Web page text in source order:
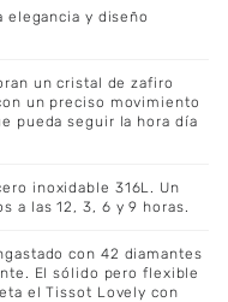
elegancia y diseño
un cristal de zafiro
un preciso movimiento
pueda seguir la hora día
inoxidable 316L. Un
a las 12, 3, 6 y 9 horas.
con 42 diamantes
El sólido pero flexible
el Tissot Lovely con